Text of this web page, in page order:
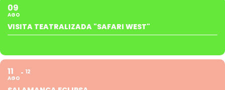
09
AGO
VISITA TEATRALIZADA "SAFARI WEST"
11
AGO
12